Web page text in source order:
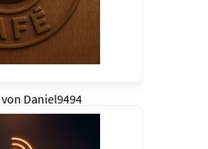
Daniel9494